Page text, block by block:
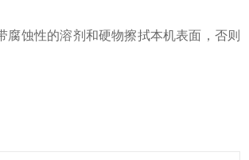
蚀性的溶剂和硬物擦拭本机表面，否则